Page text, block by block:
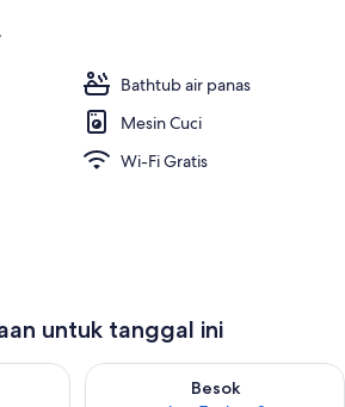
Penthouse | Area keluarga | Smart
Bathtub air panas
Mesin Cuci
Wi-Fi Gratis
untuk tanggal ini
malam ini Agu 6 - Agu 7
Besok
Periksa ketersediaan untuk